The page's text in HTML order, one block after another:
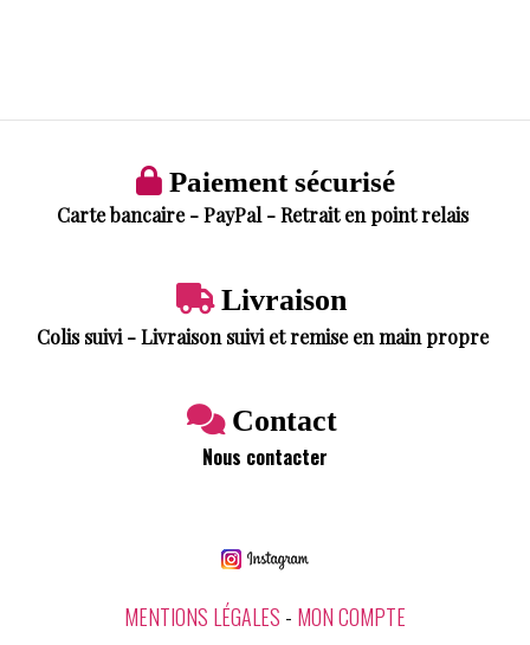
 Paiement sécurisé
Carte bancaire - PayPal - Retrait en point relais
Livraison
Colis suivi - Livraison suivi et remise en main propre
 Contact
Nous contacter
MENTIONS LÉGALES MON COMPTE